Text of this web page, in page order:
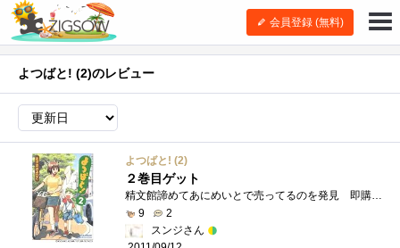
会員登録 (無料)
よつばと! (2)のレビュー
よつばと! (2)
２巻目ゲット
精文館諦めてあにめいとで売ってるのを発見 即購入・・・・なぜ本屋で売ってないのに・・・・ありか・・・まぁいいや(*'-') ３巻でよ�...
9
2
スンジさん